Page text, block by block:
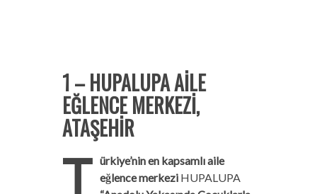
1 – HUPALUPA AİLE
EĞLENCE MERKEZİ,
ATAŞEHİR
T
ürkiye’nin en kapsamlı aile
eğlence merkeziHUPALUPA